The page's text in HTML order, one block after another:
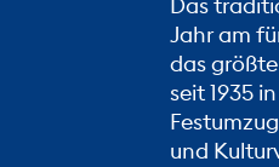
Jahr am
das
seit 1935
und